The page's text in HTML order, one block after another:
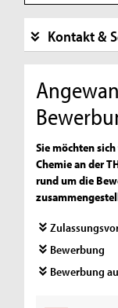
Kontakt &
Sie möchten
Chemie an der
rund um die
Bewerbung
Bewerbung